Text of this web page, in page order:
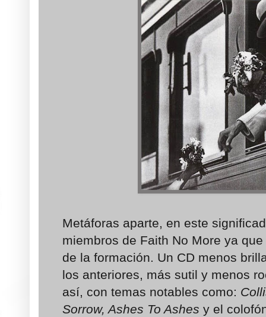
Metáforas aparte, en este
miembros de Faith No More ya
de la formación. Un CD menos
los anteriores, más sutil y menos
así, con temas notables como:
Sorrow, Ashes To Ashes y el